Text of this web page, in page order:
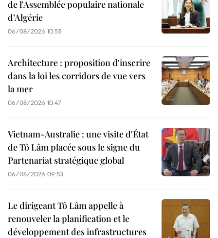
de l'Assemblée populaire nationale
d’Algérie
06/08/2026 10:55
Architecture : proposition d'inscrire
dans la loi les corridors de vue vers
la mer
06/08/2026 10:47
Vietnam-Australie : une visite d'État
de Tô Lâm placée sous le signe du
Partenariat stratégique global
06/08/2026 09:53
Le dirigeant Tô Lâm appelle à
renouveler la planification et le
développement des infrastructures